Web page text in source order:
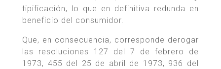
tipificación, lo que en definitiva redunda en
beneficio del consumidor.
Que, en consecuencia, corresponde derogar
las resoluciones 127 del 7 de febrero de
1973, 455 del 25 de abril de 1973, 936 del